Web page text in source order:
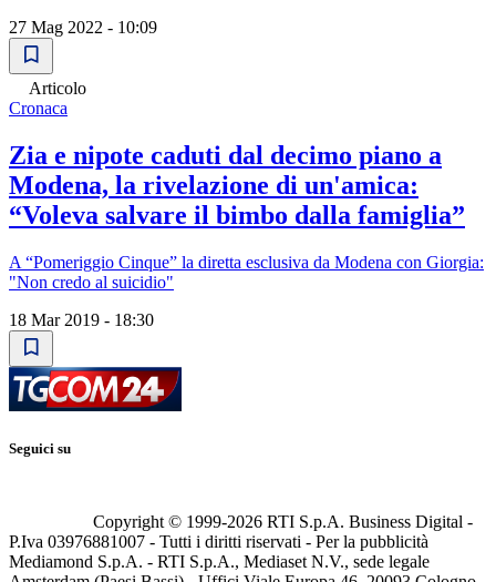
27 Mag 2022 - 10:09
Articolo
Cronaca
Zia e nipote caduti dal decimo piano a
Modena, la rivelazione di un'amica:
“Voleva salvare il bimbo dalla famiglia”
A “Pomeriggio Cinque” la diretta esclusiva da Modena con Giorgia:
"Non credo al suicidio"
18 Mar 2019 - 18:30
Seguici su
Copyright © 1999-2026 RTI S.p.A. Business Digital -
P.Iva 03976881007 - Tutti i diritti riservati - Per la pubblicità
Mediamond S.p.A. - RTI S.p.A., Mediaset N.V., sede legale